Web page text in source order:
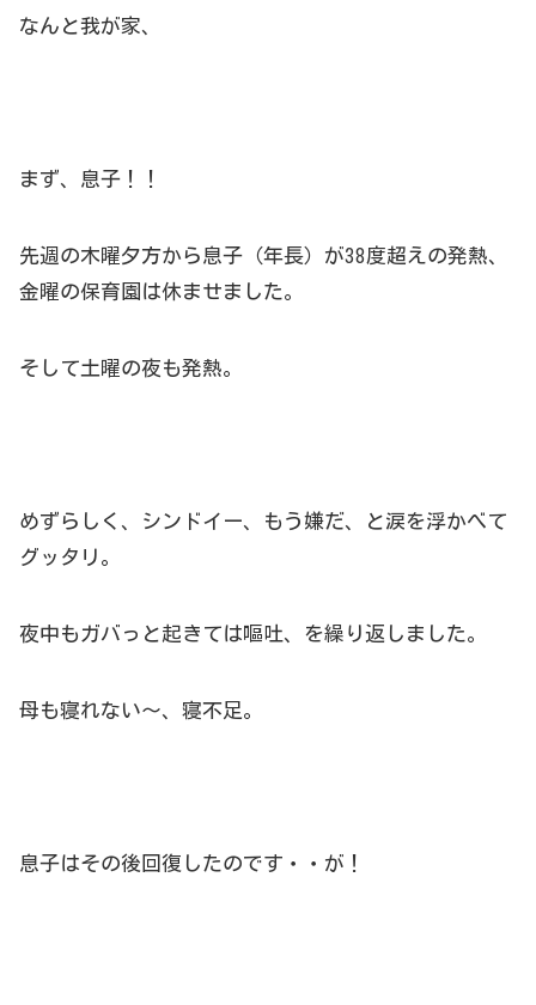
なんと我が家、
まず、息子！！
先週の木曜夕方から息子（年長）が38度超えの発熱、
金曜の保育園は休ませました。
そして土曜の夜も発熱。
めずらしく、シンドイー、もう嫌だ、と涙を浮かべて
グッタリ。
夜中もガバっと起きては嘔吐、を繰り返しました。
母も寝れない～、寝不足。
息子はその後回復したのです・・が！